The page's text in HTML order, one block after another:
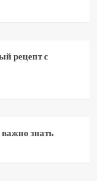
рецепт с
важно знать